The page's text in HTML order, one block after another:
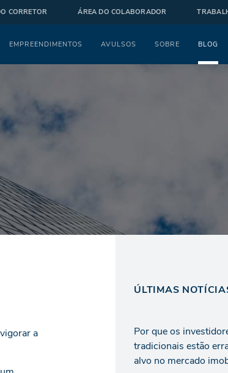
CORRETOR ÁREA DO COLABORADOR
EMPREENDIMENTOS AVULSOS SOBRE BLOG
a
ÚLTIMAS
Por que os
tradicionais estão
alvo no mercado